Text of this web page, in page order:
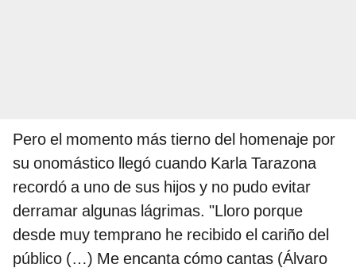
Pero el momento más tierno del homenaje por
su onomástico llegó cuando Karla Tarazona
recordó a uno de sus hijos y no pudo evitar
derramar algunas lágrimas. "Lloro porque
desde muy temprano he recibido el cariño del
público (…) Me encanta cómo cantas (Álvaro